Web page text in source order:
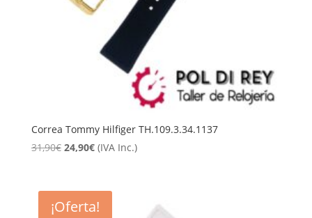
Correa Tommy Hilfiger TH.109.3.34.1137
31,90€ El
era:
31,90€.
24,90€El
es:
24,90€.
(IVA Inc.)
¡Oferta!